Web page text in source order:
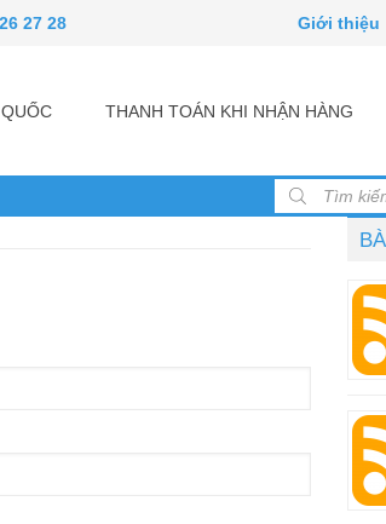
27 28 Giới thiệu
QUỐC THANH TOÁN KHI NHẬN HÀNG
Products